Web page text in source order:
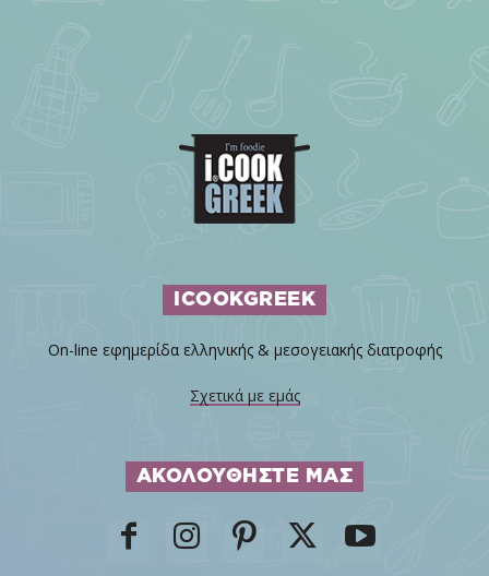
ICOOKGREEK
On-line εφημερίδα ελληνικής & μεσογειακής διατροφής
Σχετικά με εμάς
ΑΚΟΛΟΥΘΗΣΤΕ ΜΑΣ